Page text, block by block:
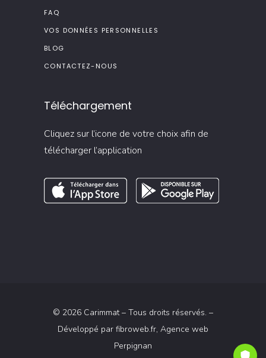
FAQ
VOS DONNÉES PERSONNELLES
BLOG
CONTACTEZ-NOUS
Téléchargement
Cliquez sur l’icone de votre choix afin de
télécharger l’application
© 2026 Carimmat – Tous droits réservés. –
Développé par fibroweb.fr, Agence web
Perpignan